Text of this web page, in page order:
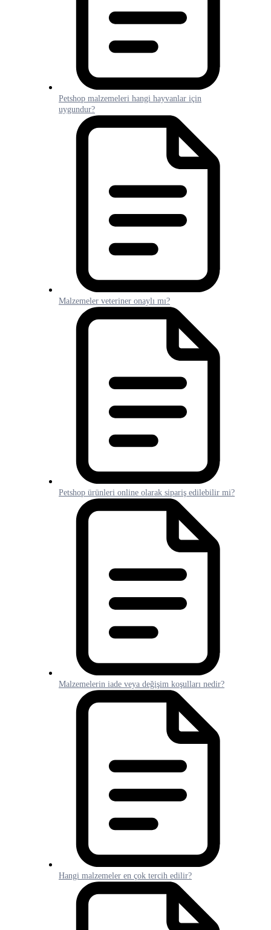
Petshop malzemeleri hangi hayvanlar için
uygundur?
Malzemeler veteriner onaylı mı?
Petshop ürünleri online olarak sipariş edilebilir mi?
Malzemelerin iade veya değişim koşulları nedir?
Hangi malzemeler en çok tercih edilir?